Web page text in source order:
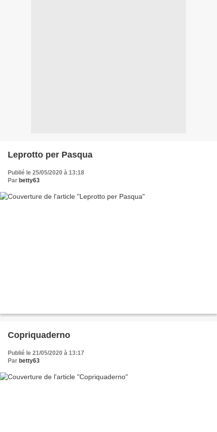
Leprotto per Pasqua
Publié le 25/05/2020 à 13:18
Par betty63
Copriquaderno
Publié le 21/05/2020 à 13:17
Par betty63